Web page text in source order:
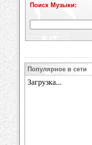
Поиск Музыки:
Популярное в сети